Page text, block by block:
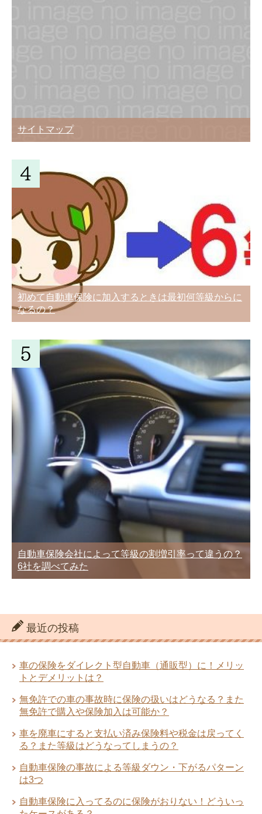
サイトマップ
初めて自動車保険に加入するときは最初何等級からに
なるの？
自動車保険会社によって等級の割増引率って違うの？
6社を調べてみた
最近の投稿
車の保険をダイレクト型自動車（通販型）に！メリッ
トとデメリットは？
無免許での車の事故時に保険の扱いはどうなる？また
無免許で購入や保険加入は可能か？
車を廃車にすると支払い済み保険料や税金は戻ってく
る？また等級はどうなってしまうの？
自動車保険の事故による等級ダウン・下がるパターン
は3つ
自動車保険に入ってるのに保険がおりない！どういっ